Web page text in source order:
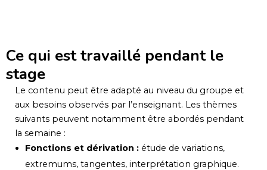
Ce qui est travaillé pendant le
stage
Le contenu peut être adapté au niveau du groupe et
aux besoins observés par l’enseignant. Les thèmes
suivants peuvent notamment être abordés pendant
la semaine :
Fonctions et dérivation : étude de variations,
extremums, tangentes, interprétation graphique.